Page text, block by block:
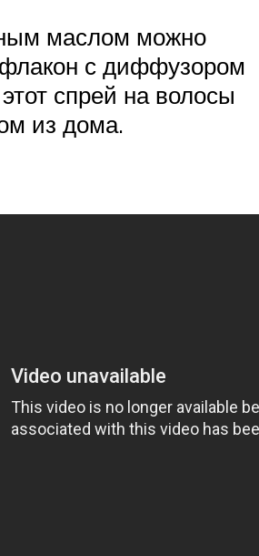
маслом можно
с диффузором
спрей на волосы
из дома.